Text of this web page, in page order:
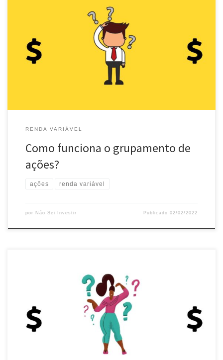
Grupamento de ações ou “inplit”, no termo em inglês, é o
conceito que veremos no artigo de hoje. Grupamento de ações
Se o desdobramento consiste em desdobrar uma ação da
companhia em várias ações, de modo a aumentar a liquidez, o
grupamento é o oposto: transforma-se várias ações em apenas
RENDA VARIÁVEL
Como funciona o grupamento de
ações?
ações renda variável
por Não Sei Investir Publicado02/02/2022
Você já ouviu falar de desdobramento de ações? Vamos
desdobrar este conceito (não pude evitar). Desdobramento de
ações O desdobramento ocorre quando a empresa resolve
multiplicar o número de ações em circulação, reduzindo a
cotação proporcionalmente. Assim, na prática, cada acionista
continua com o mesmo valor investido, no final do […]